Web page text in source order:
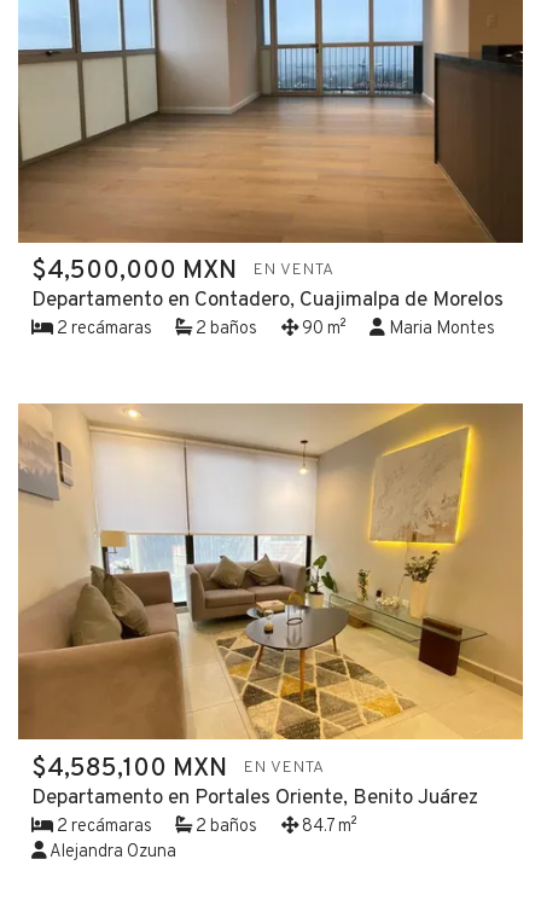
$4,500,000 MXN EN VENTA
Departamento en Contadero, Cuajimalpa de Morelos
2 recámaras 2 baños 90 m² Maria Montes
$4,585,100 MXN EN VENTA
Departamento en Portales Oriente, Benito Juárez
2 recámaras 2 baños
84.7 m²
Alejandra Ozuna